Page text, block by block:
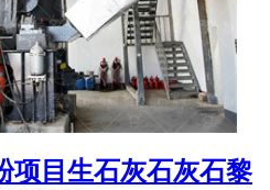
项目生石灰石灰石黎